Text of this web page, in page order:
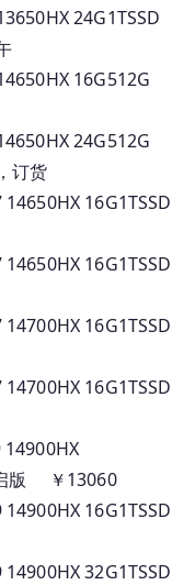
24G1TSSD
16G512G
24G512G
订货
16G1TSSD
16G1TSSD
16G1TSSD
16G1TSSD
启版 ￥13060
16G1TSSD
32G1TSSD